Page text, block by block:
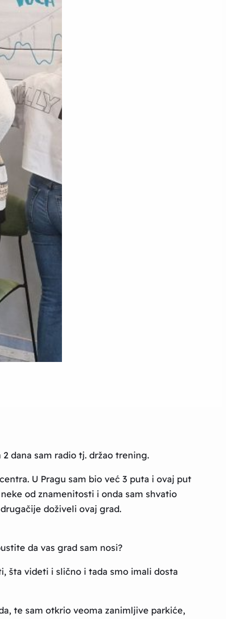
dana sam radio tj. držao trening.
U Pragu sam bio već 3 puta i ovaj put
od znamenitosti i onda sam shvatio
doživeli ovaj grad.
da vas grad sam nosi?
šta videti i slično i tada smo imali dosta
te sam otkrio veoma zanimljive parkiće,